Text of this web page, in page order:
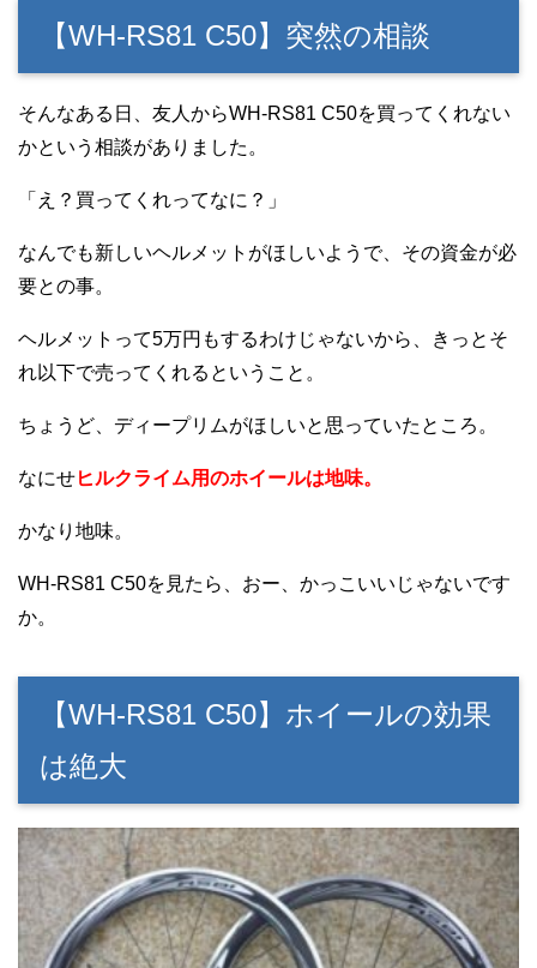
【WH-RS81 C50】突然の相談
そんなある日、友人からWH-RS81 C50を買ってくれない
かという相談がありました。
「え？買ってくれってなに？」
なんでも新しいヘルメットがほしいようで、その資金が必
要との事。
ヘルメットって5万円もするわけじゃないから、きっとそ
れ以下で売ってくれるということ。
ちょうど、ディープリムがほしいと思っていたところ。
なにせヒルクライム用のホイールは地味。
かなり地味。
WH-RS81 C50を見たら、おー、かっこいいじゃないです
か。
【WH-RS81 C50】ホイールの効果
は絶大